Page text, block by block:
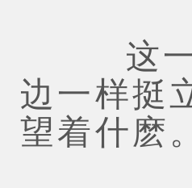
这一边
边一样挺
望着什麽。